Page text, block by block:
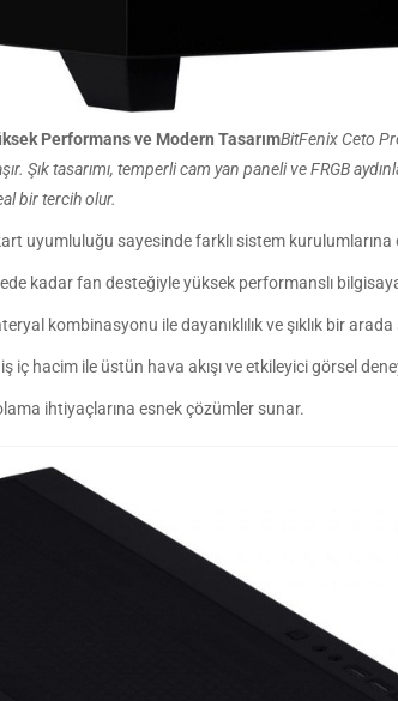
Performans ve Modern TasarımBitFenix Ceto
Şık tasarımı, temperli cam yan paneli ve FRGB
bir tercih olur.
uyumluluğu sayesinde farklı sistem kurulumlarına
kadar fan desteğiyle yüksek performanslı
kombinasyonu ile dayanıklılık ve şıklık bir
iç hacim ile üstün hava akışı ve etkileyici görsel
ihtiyaçlarına esnek çözümler sunar.